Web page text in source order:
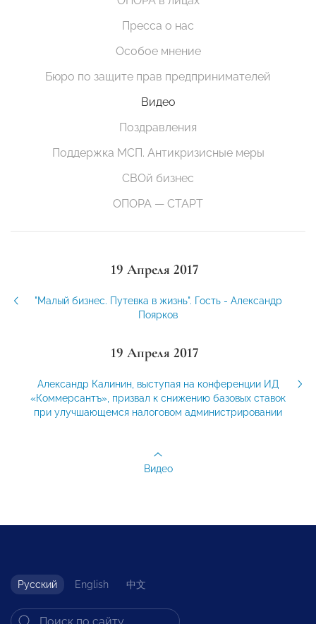
Пресса о нас
Особое мнение
Бюро по защите прав предпринимателей
Видео
Поздравления
Поддержка МСП. Антикризисные меры
СВОй бизнес
ОПОРА — СТАРТ
19 Апреля 2017
"Малый бизнес. Путевка в жизнь". Гость - Александр
Поярков
19 Апреля 2017
Александр Калинин, выступая на конференции ИД
«Коммерсантъ», призвал к снижению базовых ставок
при улучшающемся налоговом администрировании
Видео
Русский English 中文